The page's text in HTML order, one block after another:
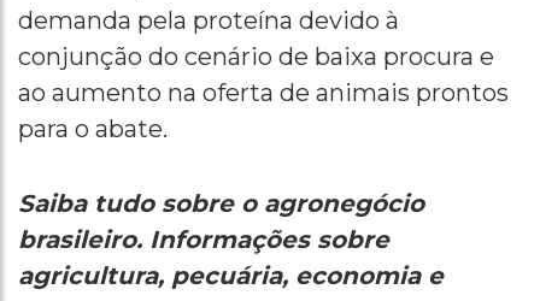
demanda pela proteína devido à
conjunção do cenário de baixa procura e
ao aumento na oferta de animais prontos
para o abate.
Saiba tudo sobre o agronegócio
brasileiro. Informações sobre
agricultura, pecuária, economia e